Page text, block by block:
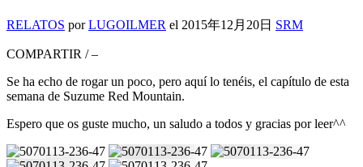
RELATOS por LUGOILMER el 2015年12月20日 SRM
COMPARTIR / –
Se ha echo de rogar un poco, pero aquí lo tenéis, el capítulo de esta
semana de Suzume Red Mountain.
Espero que os guste mucho, un saludo a todos y gracias por leer^^